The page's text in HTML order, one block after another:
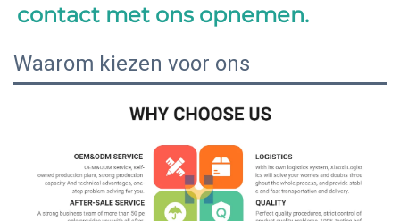
contact met ons opnemen.
Waarom kiezen voor ons